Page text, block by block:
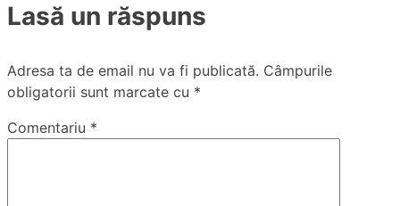
Lasă un răspuns
Adresa ta de email nu va fi publicată. Câmpurile
obligatorii sunt marcate cu *
Comentariu *